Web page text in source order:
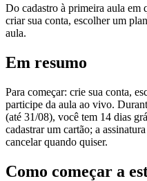
Do cadastro à primeira aula em
criar sua conta, escolher um
aula.
Em resumo
Para começar: crie sua conta,
participe da aula ao vivo.
(até 31/08), você tem 14 dias
cadastrar um cartão; a
cancelar quando quiser.
Como começar a